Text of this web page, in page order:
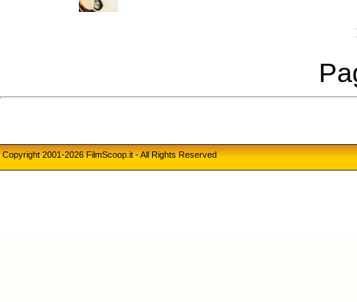
Copyright 2001-2026 FilmScoop.it - All Rights Reserved